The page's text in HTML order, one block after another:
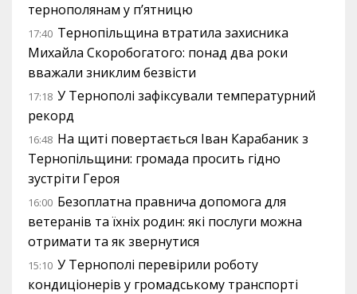
тернополянам у п’ятницю
17:40 Тернопільщина втратила захисника
Михайла Скоробогатого: понад два роки
вважали зниклим безвісти
17:18 У Тернополі зафіксували температурний
рекорд
16:48 На щиті повертається Іван Карабаник з
Тернопільщини: громада просить гідно
зустріти Героя
16:00 Безоплатна правнича допомога для
ветеранів та їхніх родин: які послуги можна
отримати та як звернутися
15:10 У Тернополі перевірили роботу
кондиціонерів у громадському транспорті